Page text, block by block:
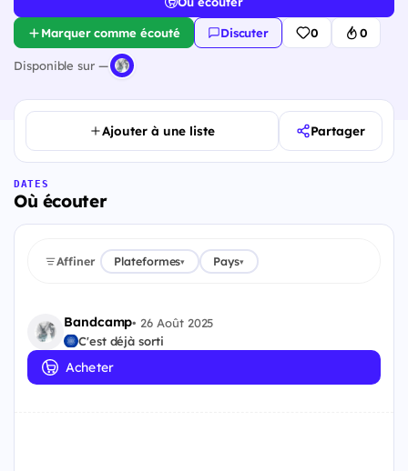
Marquer comme écouté Discuter 0 0
Disponible sur —
Ajouter à une liste Partager
DATES
Où écouter
Affiner Plateformes▾ Pays▾
Bandcamp• 26 Août 2025
C'est déjà sorti
Acheter